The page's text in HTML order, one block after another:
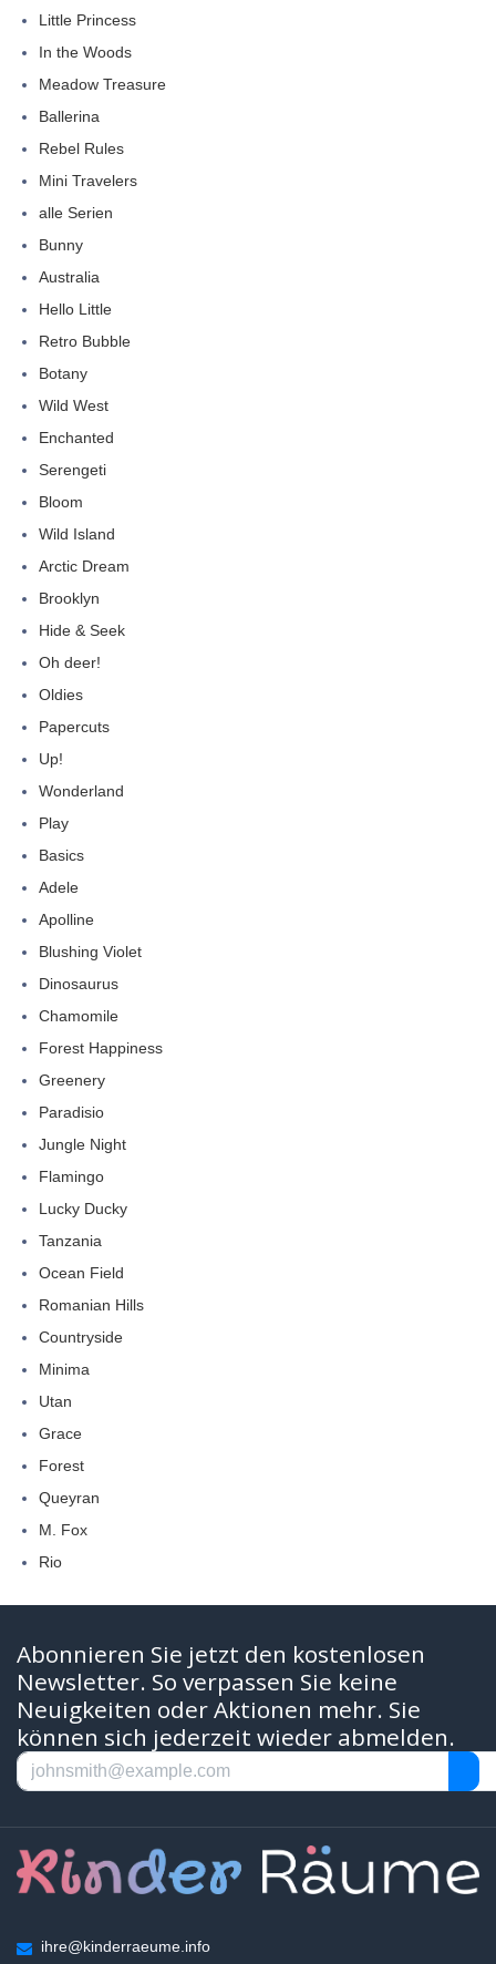
Little Princess
In the Woods
Meadow Treasure
Ballerina
Rebel Rules
Mini Travelers
alle Serien
Bunny
Australia
Hello Little
Retro Bubble
Botany
Wild West
Enchanted
Serengeti
Bloom
Wild Island
Arctic Dream
Brooklyn
Hide & Seek
Oh deer!
Oldies
Papercuts
Up!
Wonderland
Play
Basics
Adele
Apolline
Blushing Violet
Dinosaurus
Chamomile
Forest Happiness
Greenery
Paradisio
Jungle Night
Flamingo
Lucky Ducky
Tanzania
Ocean Field
Romanian Hills
Countryside
Minima
Utan
Grace
Forest
Queyran
M. Fox
Rio
Abonnieren Sie jetzt den kostenlosen
Newsletter. So verpassen Sie keine
Neuigkeiten oder Aktionen mehr. Sie
können sich jederzeit wieder abmelden.
ihre@kinderraeume.info